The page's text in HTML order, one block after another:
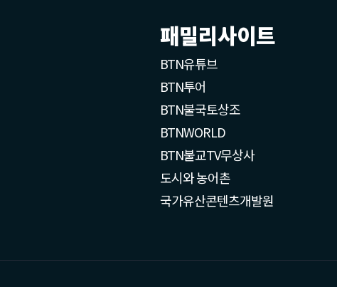
패밀리사이트
BTN유튜브
BTN투어
BTN불국토상조
BTNWORLD
BTN불교TV무상사
도시와 농어촌
국가유산콘텐츠개발원